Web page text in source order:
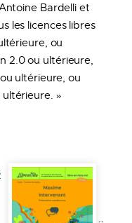
Bardelli et
les licences libres
ou
2.0 ou ultérieure,
ultérieure, ou
ultérieure. »